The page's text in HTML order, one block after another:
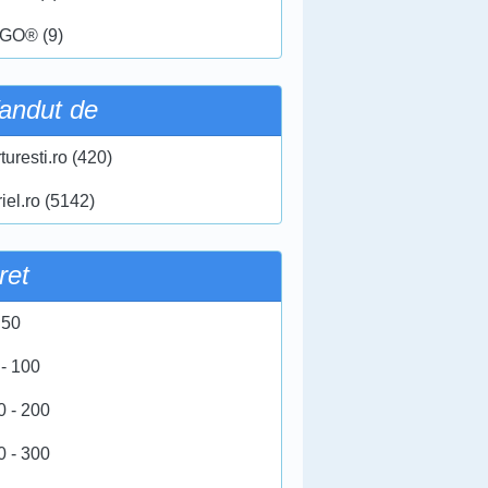
(9)
de
(420)
(5142)
100
- 200
- 300